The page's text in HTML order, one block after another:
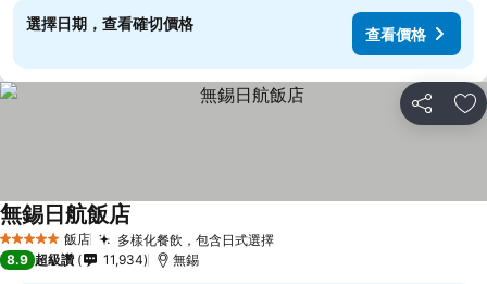
選擇日期，查看確切價格
查看價格
分享 加
5 星級 飯店 多樣化餐飲，包含日式選擇
無錫日航飯店
8.9 超級讚 11,934 無錫